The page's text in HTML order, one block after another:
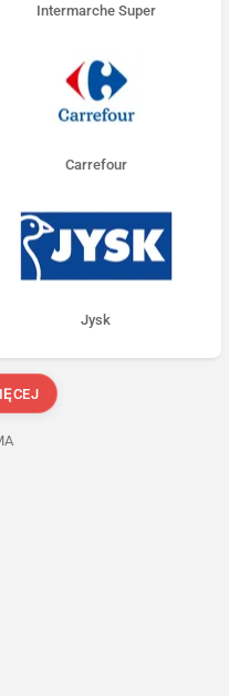
Intermarche Super
Carrefour
Jysk